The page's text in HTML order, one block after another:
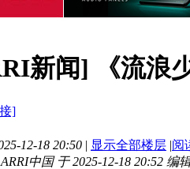
新闻] 《流浪
]
12-18 20:50 | 显示全部楼层 |阅
中国 于 2025-12-18 20:52 编